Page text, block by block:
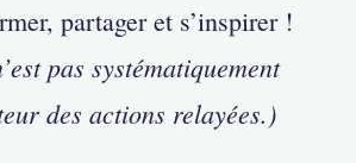
partager et s’inspirer !
pas systématiquement
des actions relayées.)